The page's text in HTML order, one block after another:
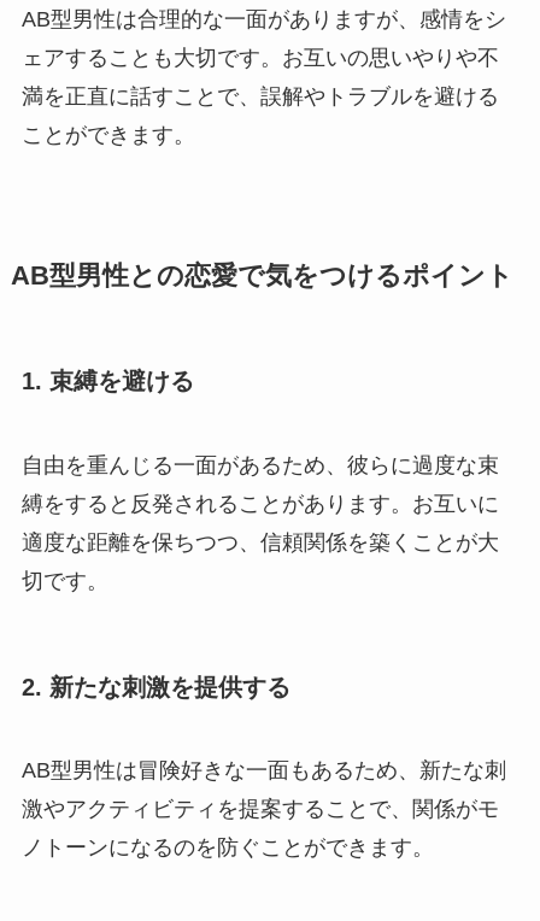
AB型男性は合理的な一面がありますが、感情をシ
ェアすることも大切です。お互いの思いやりや不
満を正直に話すことで、誤解やトラブルを避ける
ことができます。
AB型男性との恋愛で気をつけるポイント
1. 束縛を避ける
自由を重んじる一面があるため、彼らに過度な束
縛をすると反発されることがあります。お互いに
適度な距離を保ちつつ、信頼関係を築くことが大
切です。
2. 新たな刺激を提供する
AB型男性は冒険好きな一面もあるため、新たな刺
激やアクティビティを提案することで、関係がモ
ノトーンになるのを防ぐことができます。